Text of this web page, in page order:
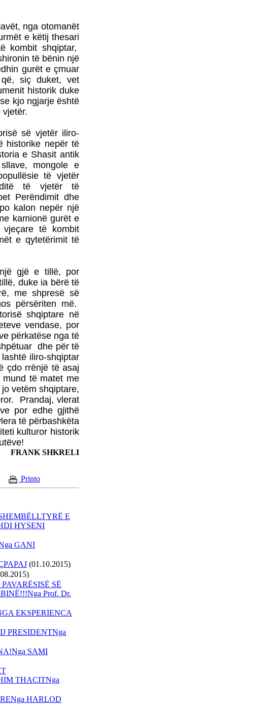
nga otomanët
e këtij thesari
kombit shqiptar,
të bënin një
gurët e çmuar
siç duket, vet
historik duke
kjo ngjarje është
së vjetër iliro-
historike nepër të
e Shasit antik
mongole e
të vjetër
të vjetër të
Perëndimit dhe
kalon nepër një
kamionë gurët e
të kombit
e qytetërimit të
gjë e tillë, por
duke ia bërë të
me shpresë së
përsëriten më.
shqiptare në
vendase, por
përkatëse nga të
dhe për të
iliro-shqiptar
çdo rrënjë të asaj
të matet me
vetëm shqiptare,
Prandaj, vlerat
por edhe gjithë
të përbashkëta
kulturor historik
FRANK SHKRELI
Printo
E
HYSENI
GANI
(01.10.2015)
SË
Prof. Dr.
EKSPERIENCA
PRESIDENTNga
SAMI
THAÇITNga
HARLOD